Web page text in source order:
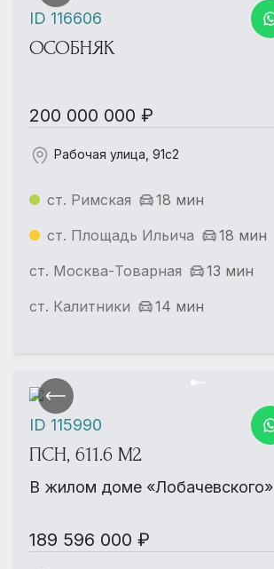
ОСОБНЯК
200 000 000 ₽
Рабочая улица, 91с2
ст. Римская
18 мин
ст. Площадь Ильича
18 мин
ст. Москва-Товарная
13 мин
ст. Калитники
14 мин
ID 116606
ПСН, 611.6 М2
В жилом доме «Лобачевского»
189 596 000 ₽
ID 115990